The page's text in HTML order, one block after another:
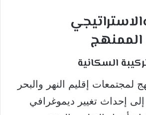
السكانية
لمجتمعات إقليم النهر والبحر
إحداث تغيير ديموغرافي